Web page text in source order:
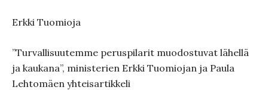
Erkki Tuomioja
”Turvallisuutemme peruspilarit muodostuvat lähellä
ja kaukana”, ministerien Erkki Tuomiojan ja Paula
Lehtomäen yhteisartikkeli